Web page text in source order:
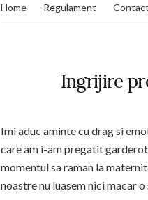
Home Regulament Contact
Ingrijire
Imi aduc aminte cu drag si
care am i-am pregatit
momentul sa raman la
noastre nu luasem nici macar